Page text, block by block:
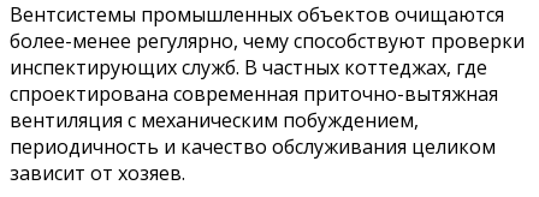
Вентсистемы промышленных объектов очищаются
более-менее регулярно, чему способствуют проверки
инспектирующих служб. В частных коттеджах, где
спроектирована современная приточно-вытяжная
вентиляция с механическим побуждением,
периодичность и качество обслуживания целиком
зависит от хозяев.